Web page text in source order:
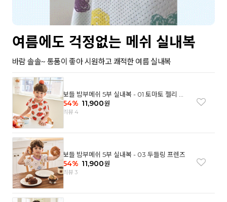
여름에도 걱정없는 메쉬 실내복
바람 솔솔~ 통품이 좋아 시원하고 쾌적한 여름 실내복
보들 밤부메쉬 5부 실내복 - 01 토마토 젤리 베
어
54% 11,900원
리뷰 4
보들 밤부메쉬 5부 실내복 - 03 두들링 프렌즈
54% 11,900원
리뷰 3